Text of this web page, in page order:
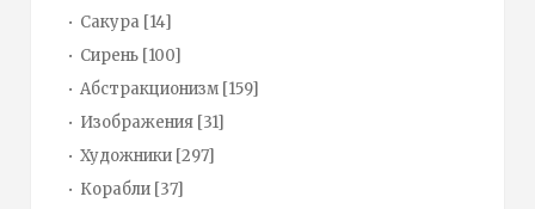
Сакура [14]
Сирень [100]
Абстракционизм [159]
Изображения [31]
Художники [297]
Корабли [37]